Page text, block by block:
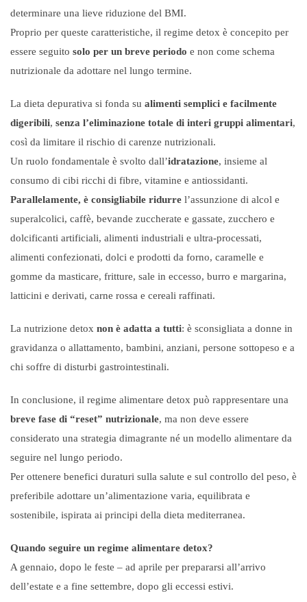
determinare una lieve riduzione del BMI.
Proprio per queste caratteristiche, il regime detox è concepito per
essere seguito solo per un breve periodo e non come schema
nutrizionale da adottare nel lungo termine.
La dieta depurativa si fonda su alimenti semplici e facilmente
digeribili, senza l’eliminazione totale di interi gruppi alimentari,
così da limitare il rischio di carenze nutrizionali.
Un ruolo fondamentale è svolto dall’idratazione, insieme al
consumo di cibi ricchi di fibre, vitamine e antiossidanti.
Parallelamente, è consigliabile ridurre l’assunzione di alcol e
superalcolici, caffè, bevande zuccherate e gassate, zucchero e
dolcificanti artificiali, alimenti industriali e ultra-processati,
alimenti confezionati, dolci e prodotti da forno, caramelle e
gomme da masticare, fritture, sale in eccesso, burro e margarina,
latticini e derivati, carne rossa e cereali raffinati.
La nutrizione detox non è adatta a tutti: è sconsigliata a donne in
gravidanza o allattamento, bambini, anziani, persone sottopeso e a
chi soffre di disturbi gastrointestinali.
In conclusione, il regime alimentare detox può rappresentare una
breve fase di “reset” nutrizionale, ma non deve essere
considerato una strategia dimagrante né un modello alimentare da
seguire nel lungo periodo.
Per ottenere benefici duraturi sulla salute e sul controllo del peso, è
preferibile adottare un’alimentazione varia, equilibrata e
sostenibile, ispirata ai principi della dieta mediterranea.
Quando seguire un regime alimentare detox?
A gennaio, dopo le feste – ad aprile per prepararsi all’arrivo
dell’estate e a fine settembre, dopo gli eccessi estivi.